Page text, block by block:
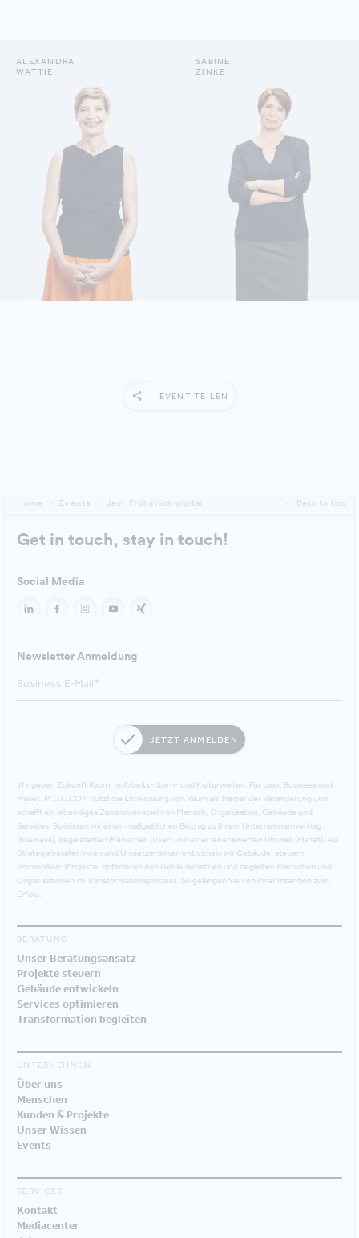
MEHR ERFAHREN
ALEXANDRA
WATTIE
SABINE
ZINKE
EVENT TEILEN
Home Events Jam-Frühstück digital Back to top
Get in touch, stay in touch!
Social Media
Newsletter Anmeldung
JETZT ANMELDEN
Wir geben Zukunft Raum. In Arbeits-, Lern- und Kulturwelten. Für User, Business und
Planet. M.O.O.CON nutzt die Entwicklung von Raum als Treiber der Veränderung und
schafft ein lebendiges Zusammenspiel von Mensch, Organisation, Gebäude und
Services. So leisten wir einen maßgeblichen Beitrag zu Ihrem Unternehmenserfolg
(Business), begeisterten Menschen (User) und einer lebenswerten Umwelt (Planet). Als
Strategieberater:innen und Umsetzer:innen entwickeln wir Gebäude, steuern
(Immobilien-)Projekte, optimieren den Gebäudebetrieb und begleiten Menschen und
Organisationen im Transformationsprozess. So gelangen Sie von Ihrer Intention zum
Erfolg.
BERATUNG
Unser Beratungsansatz
Projekte steuern
Gebäude entwickeln
Services optimieren
Transformation begleiten
UNTERNEHMEN
Über uns
Menschen
Kunden & Projekte
Unser Wissen
Events
SERVICES
Kontakt
Mediacenter